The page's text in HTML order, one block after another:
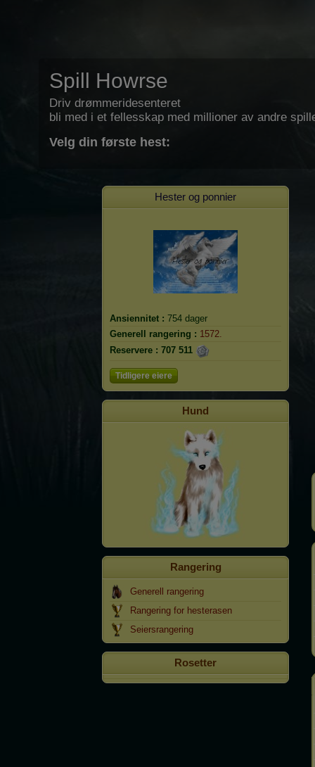
Spill Howrse
Driv drømmeridesenteret
bli med i et fellesskap med millioner av andre
Velg din første hest:
Hester og ponnier
Ansiennitet : 754 dager
Generell rangering : 1572.
Reservere : 707 511
Tidligere eiere
Hund
Rangering
Generell rangering
Rangering for hesterasen
Seiersrangering
Rosetter